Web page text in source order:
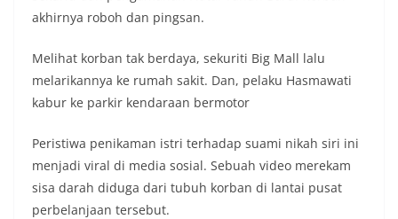
akhirnya roboh dan pingsan.
Melihat korban tak berdaya, sekuriti Big Mall lalu
melarikannya ke rumah sakit. Dan, pelaku Hasmawati
kabur ke parkir kendaraan bermotor
Peristiwa penikaman istri terhadap suami nikah siri ini
menjadi viral di media sosial. Sebuah video merekam
sisa darah diduga dari tubuh korban di lantai pusat
perbelanjaan tersebut.